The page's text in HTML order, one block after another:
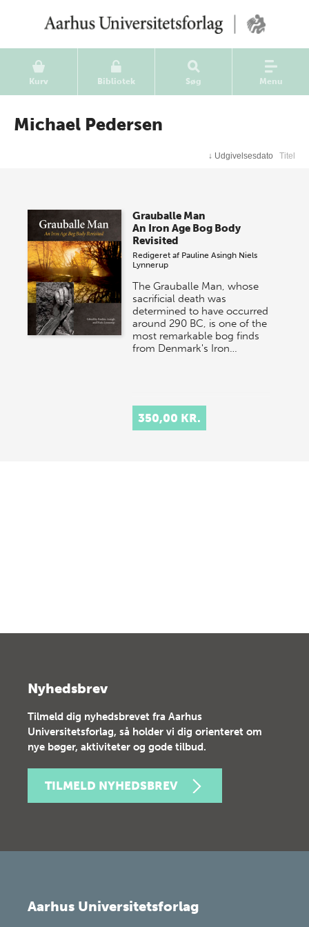
Kurv Bibliotek Søg Menu
Michael Pedersen
↓ Udgivelsesdato Titel
Grauballe Man
An Iron Age Bog Body
Revisited
Redigeret af Pauline Asingh Niels
Lynnerup
The Grauballe Man, whose
sacrificial death was
determined to have occurred
around 290 BC, is one of the
most remarkable bog finds
from Denmark's Iron…
350,00 KR.
Nyhedsbrev
Tilmeld dig nyhedsbrevet fra Aarhus
Universitetsforlag, så holder vi dig orienteret om
nye bøger, aktiviteter og gode tilbud.
TILMELD NYHEDSBREV
Aarhus Universitetsforlag